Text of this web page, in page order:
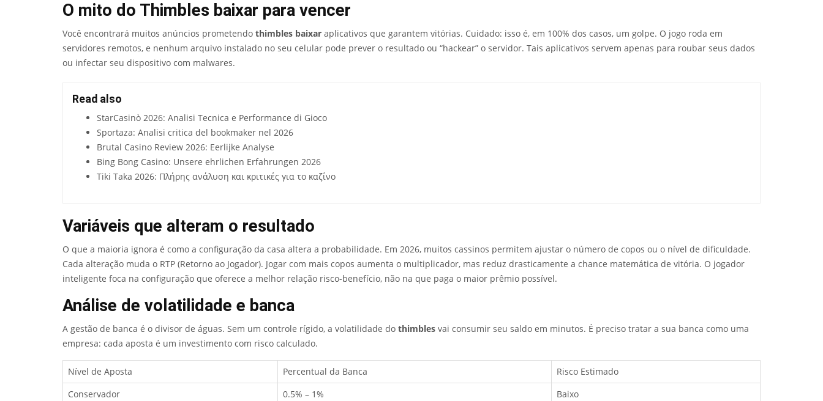
O mito do Thimbles baixar para vencer
Você encontrará muitos anúncios prometendo thimbles baixar aplicativos que garantem vitórias. Cuidado: isso é, em 100% dos casos, um golpe. O jogo roda em
servidores remotos, e nenhum arquivo instalado no seu celular pode prever o resultado ou “hackear” o servidor. Tais aplicativos servem apenas para roubar seus dados
ou infectar seu dispositivo com malwares.
Read also
StarCasinò 2026: Analisi Tecnica e Performance di Gioco
Sportaza: Analisi critica del bookmaker nel 2026
Brutal Casino Review 2026: Eerlijke Analyse
Bing Bong Casino: Unsere ehrlichen Erfahrungen 2026
Tiki Taka 2026: Πλήρης ανάλυση και κριτικές για το καζίνο
Variáveis que alteram o resultado
O que a maioria ignora é como a configuração da casa altera a probabilidade. Em 2026, muitos cassinos permitem ajustar o número de copos ou o nível de dificuldade.
Cada alteração muda o RTP (Retorno ao Jogador). Jogar com mais copos aumenta o multiplicador, mas reduz drasticamente a chance matemática de vitória. O jogador
inteligente foca na configuração que oferece a melhor relação risco-benefício, não na que paga o maior prêmio possível.
Análise de volatilidade e banca
A gestão de banca é o divisor de águas. Sem um controle rígido, a volatilidade do thimbles vai consumir seu saldo em minutos. É preciso tratar a sua banca como uma
empresa: cada aposta é um investimento com risco calculado.
Nível de Aposta Percentual da Banca
Risco Estimado
Conservador
0.5% – 1%
Baixo